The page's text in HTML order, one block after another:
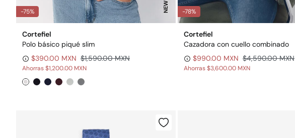
-75% NEW
Cortefiel
Polo básico piqué slim
$390.00 MXN $1,590.00 MXN
Ahorras$1,200.00 MXN
-78%
Cortefiel
Cazadora con cuello combinado
$990.00 MXN $4,590.00 MXN
Ahorras$3,600.00 MXN